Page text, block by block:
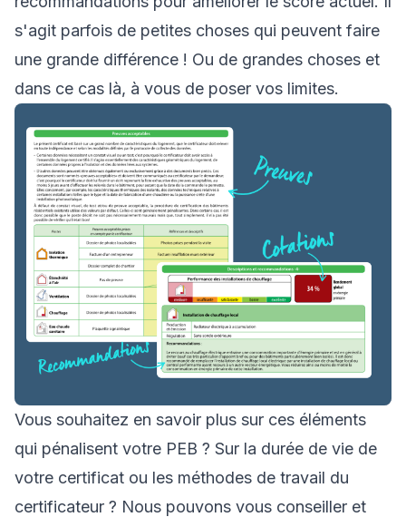
s'agit parfois de petites choses qui peuvent faire
une grande différence ! Ou de grandes choses et
dans ce cas là, à vous de poser vos limites.
Vous souhaitez en savoir plus sur ces éléments
qui pénalisent votre PEB ? Sur la durée de vie de
votre certificat ou les méthodes de travail du
certificateur ? Nous pouvons vous conseiller et